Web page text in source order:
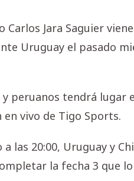
Jara Saguier
Uruguay el pasado
peruanos tendrá
vivo de Tigo Sports.
las 20:00, Uruguay y
la fecha 3 que